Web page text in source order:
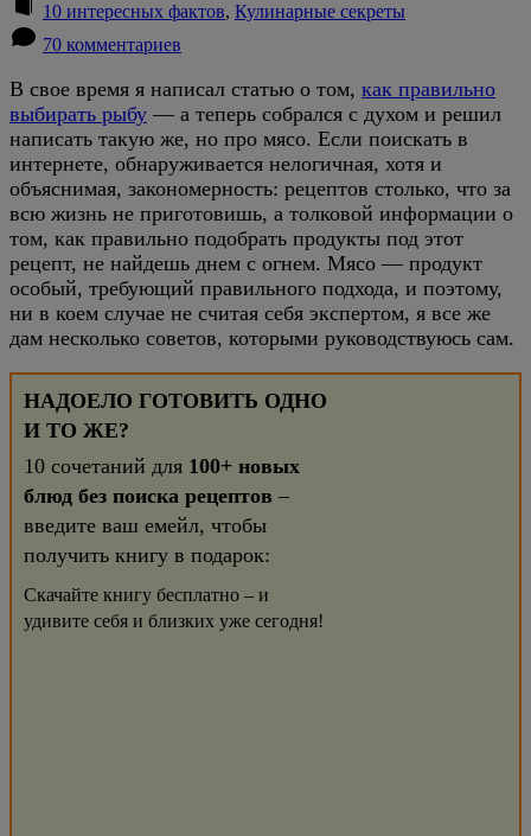
10 интересных фактов, Кулинарные секреты
70 комментариев
В свое время я написал статью о том, как правильно
выбирать рыбу — а теперь собрался с духом и решил
написать такую же, но про мясо. Если поискать в
интернете, обнаруживается нелогичная, хотя и
объяснимая, закономерность: рецептов столько, что за
всю жизнь не приготовишь, а толковой информации о
том, как правильно подобрать продукты под этот
рецепт, не найдешь днем с огнем. Мясо — продукт
особый, требующий правильного подхода, и поэтому,
ни в коем случае не считая себя экспертом, я все же
дам несколько советов, которыми руководствуюсь сам.
НАДОЕЛО ГОТОВИТЬ ОДНО
И ТО ЖЕ?
10 сочетаний для 100+ новых
блюд без поиска рецептов –
введите ваш емейл, чтобы
получить книгу в подарок:
Скачайте книгу бесплатно – и
удивите себя и близких уже сегодня!